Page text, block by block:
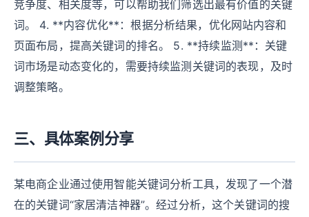
竞争度、相关度等，可以帮助我们筛选出最有价值的关键
词。 4. **内容优化**：根据分析结果，优化网站内容和
页面布局，提高关键词的排名。 5. **持续监测**：关键
词市场是动态变化的，需要持续监测关键词的表现，及时
调整策略。
三、具体案例分享
某电商企业通过使用智能关键词分析工具，发现了一个潜
在的关键词“家居清洁神器”。经过分析，这个关键词的搜